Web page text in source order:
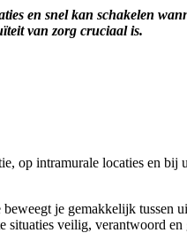
en snel kan schakelen
van zorg cruciaal is.
op intramurale locaties en bij
je gemakkelijk tussen
veilig, verantwoord en